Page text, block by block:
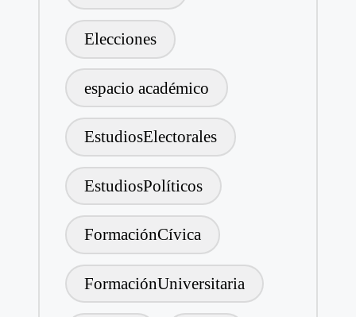
Elecciones
espacio académico
EstudiosElectorales
EstudiosPolíticos
FormaciónCívica
FormaciónUniversitaria